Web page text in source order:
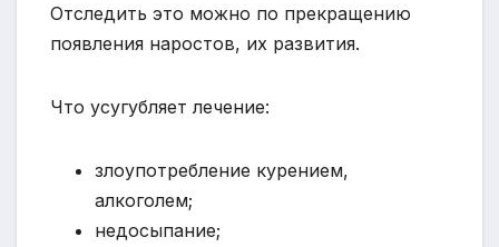
Отследить это можно по прекращению
появления наростов, их развития.
Что усугубляет лечение:
злоупотребление курением,
алкоголем;
недосыпание;